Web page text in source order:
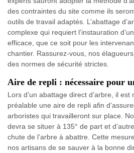
des contraintes du site comme ils
outils de travail adaptés. L’abattage
complexe qui requiert l’instauration
efficace, que ce soit pour les
chantier. Rassurez-vous, nos
des normes de sécurité strictes.
Aire de repli : nécessaire pour
Lors d’un abattage direct d’arbre, il
préalable une aire de repli afin
arboristes qui travailleront sur place.
devra se situer à 135° de part et
chute de l’arbre à abattre. Cette
nos artisans de se sauver à la bonne